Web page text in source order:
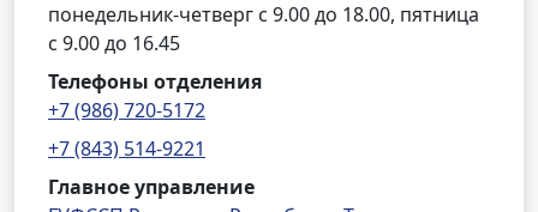
понедельник-четверг с 9.00 до 18.00, пятница
с 9.00 до 16.45
Телефоны отделения
+7 (986) 720-5172
+7 (843) 514-9221
Главное управление